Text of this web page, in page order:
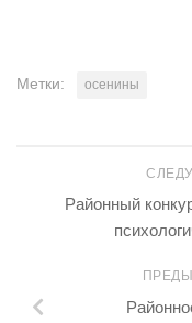
Метки: осенины
Районный